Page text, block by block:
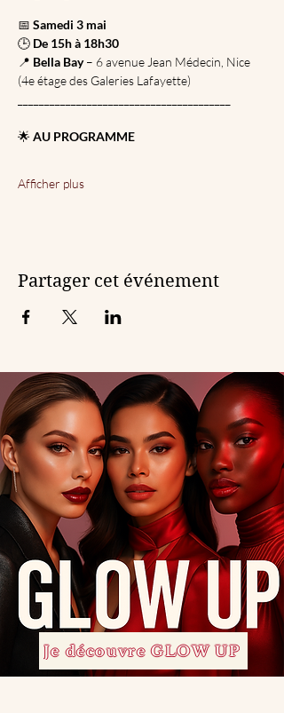
📅 Samedi 3 mai
🕒 De 15h à 18h30
📍 Bella Bay – 6 avenue Jean Médecin, Nice
(4e étage des Galeries Lafayette)
🌟 AU PROGRAMME
Afficher plus
Partager cet événement
Je découvre GLOW UP